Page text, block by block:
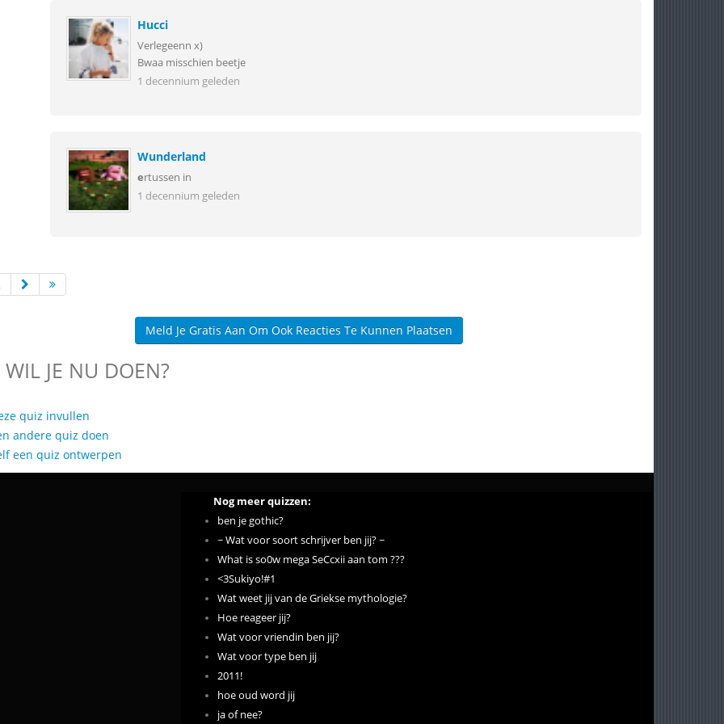
Hucci
Verlegeenn x)
Bwaa misschien beetje
1 decennium geleden
Wunderland
ertussen in
1 decennium geleden
Meld Je Gratis Aan Om Ook Reacties Te Kunnen Plaatsen
JE NU DOEN?
quiz invullen
andere quiz doen
een quiz ontwerpen
Nog meer quizzen:
ben je gothic?
~ Wat voor soort schrijver ben jij? ~
What is so0w mega SeCcxii aan tom ???
<3Sukiyo!#1
Wat weet jij van de Griekse mythologie?
Hoe reageer jij?
Wat voor vriendin ben jij?
Wat voor type ben jij
2011!
hoe oud word jij
ja of nee?